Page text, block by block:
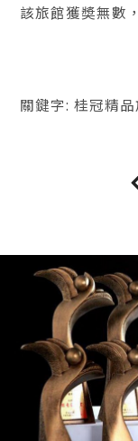
該旅館獲奬無數
關鍵字: 桂冠精